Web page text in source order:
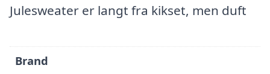
Julesweater er langt fra kikset, men duft
Brand